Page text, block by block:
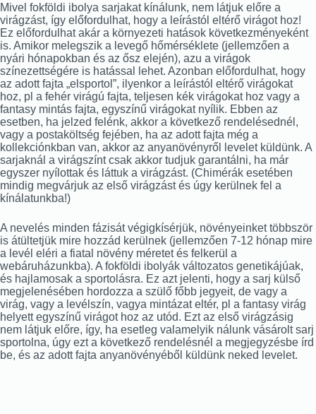
Mivel fokföldi ibolya sarjakat kínálunk, nem látjuk előre a
virágzást, így előfordulhat, hogy a leírástól eltérő virágot hoz!
Ez előfordulhat akár a környezeti hatások következményeként
is. Amikor melegszik a levegő hőmérséklete (jellemzően a
nyári hónapokban és az ősz elején), azu a virágok
színezettségére is hatással lehet. Azonban előfordulhat, hogy
az adott fajta „elsportol”, ilyenkor a leírástól eltérő virágokat
hoz, pl a fehér virágú fajta, teljesen kék virágokat hoz vagy a
fantasy mintás fajta, egyszínű virágokat nyílik. Ebben az
esetben, ha jelzed felénk, akkor a következő rendelésednél,
vagy a postaköltség fejében, ha az adott fajta még a
kollekciónkban van, akkor az anyanövényről levelet küldünk. A
sarjaknál a virágszínt csak akkor tudjuk garantálni, ha már
egyszer nyílottak és láttuk a virágzást. (Chimérák esetében
mindig megvárjuk az első virágzást és úgy kerülnek fel a
kínálatunkba!)
A nevelés minden fázisát végigkísérjük, növényeinket többször
is átültetjük mire hozzád kerülnek (jellemzően 7-12 hónap mire
a levél eléri a fiatal növény méretet és felkerül a
webáruházunkba). A fokföldi ibolyák változatos genetikájúak,
és hajlamosak a sportolásra. Ez azt jelenti, hogy a sarj külső
megjelenésében hordozza a szülő főbb jegyeit, de vagy a
virág, vagy a levélszín, vagya mintázat eltér, pl a fantasy virág
helyett egyszínű virágot hoz az utód. Ezt az első virágzásig
nem látjuk előre, így, ha esetleg valamelyik nálunk vásárolt sarj
sportolna, úgy ezt a következő rendelésnél a megjegyzésbe írd
be, és az adott fajta anyanövényéből küldünk neked levelet.